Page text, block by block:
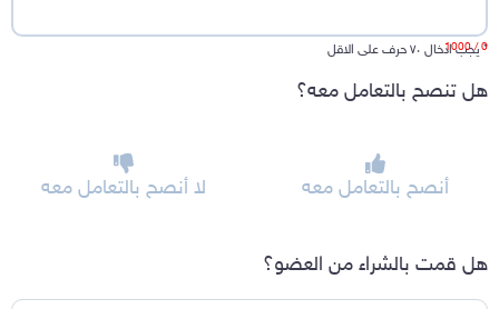
*يجب ادخال ٧٠ حرف على الاقل0
/ 1000
هل تنصح بالتعامل معه؟
أنصح بالتعامل معه لا أنصح بالتعامل معه
هل قمت بالشراء من العضو؟